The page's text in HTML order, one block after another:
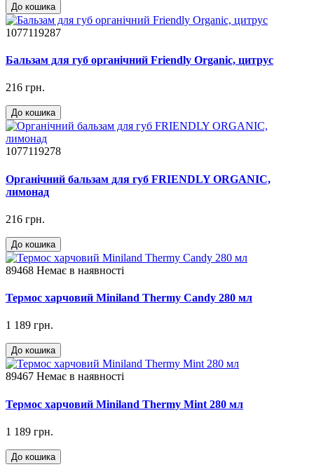
До кошика
1077119287
Бальзам для губ органічний Friendly Organic, цитрус
216 грн.
До кошика
1077119278
Органічний бальзам для губ FRIENDLY ORGANIC,
лимонад
216 грн.
До кошика
89468 Немає в наявності
Термос харчовий Miniland Thermy Candy 280 мл
1 189 грн.
До кошика
89467 Немає в наявності
Термос харчовий Miniland Thermy Mint 280 мл
1 189 грн.
До кошика